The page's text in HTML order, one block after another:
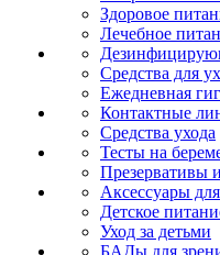
Здоровое
Лечебное
Средства для
Ежедневная
Контактные
Средства ухода
Тесты на
Презервативы
Аксессуары
Детское
Уход за детьми
БАДы для